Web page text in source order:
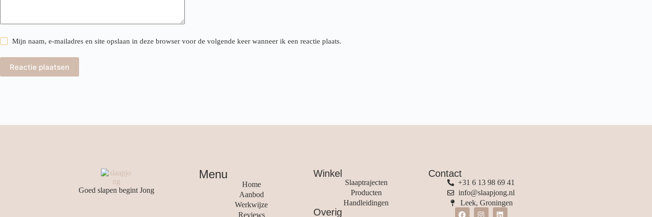
Mijn naam, e-mailadres en site opslaan in deze browser voor de volgende keer wanneer ik een reactie plaats.
Reactie plaatsen
Goed slapen begint Jong
Menu
Home
Aanbod
Werkwijze
Reviews
Winkel
Slaaptrajecten
Producten
Handleidingen
Overig
Contact
+31 6 13 98 69 41
info@slaapjong.nl
Leek, Groningen